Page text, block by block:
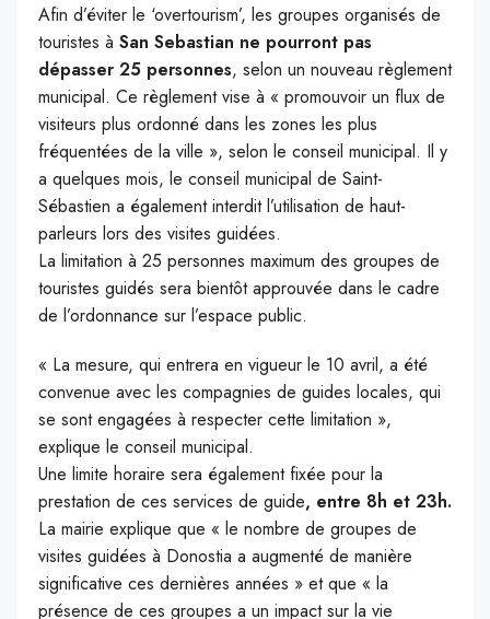
Afin d’éviter le ‘overtourism’, les groupes organisés de
touristes à San Sebastian ne pourront pas
dépasser 25 personnes, selon un nouveau règlement
municipal. Ce règlement vise à « promouvoir un flux de
visiteurs plus ordonné dans les zones les plus
fréquentées de la ville », selon le conseil municipal. Il y
a quelques mois, le conseil municipal de Saint-
Sébastien a également interdit l’utilisation de haut-
parleurs lors des visites guidées.
La limitation à 25 personnes maximum des groupes de
touristes guidés sera bientôt approuvée dans le cadre
de l’ordonnance sur l’espace public.
« La mesure, qui entrera en vigueur le 10 avril, a été
convenue avec les compagnies de guides locales, qui
se sont engagées à respecter cette limitation »,
explique le conseil municipal.
Une limite horaire sera également fixée pour la
prestation de ces services de guide, entre 8h et 23h.
La mairie explique que « le nombre de groupes de
visites guidées à Donostia a augmenté de manière
significative ces dernières années » et que « la
présence de ces groupes a un impact sur la vie